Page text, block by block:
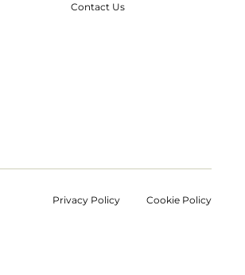
Contact Us
Privacy Policy Cookie Policy